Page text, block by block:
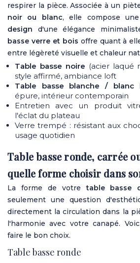
respirer la pièce. Associée à un
noir ou blanc, elle compose
design d'une élégance
basse verre et bois offre quant à
entre légèreté visuelle et chaleur
Table basse noire (acier laqué
style affirmé, ambiance loft
Table basse blanche / blanc
épure, intérieur contemporain
Entretien avec un produit
l'éclat du plateau
Verre trempé : résistant aux
usage quotidien
Table basse ronde, carrée
quelle forme choisir dans
La forme de votretable basse
seulement une question
directement la circulation dans la
l'harmonie avec votre canapé.
faire le bon choix.
Table basse ronde